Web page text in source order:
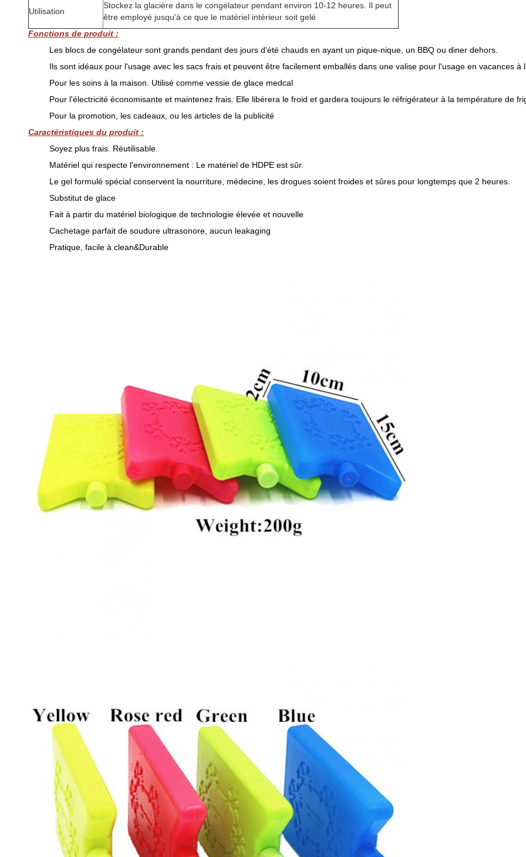
Utilisation
Stockez la glacière dans le congélateur pendant environ 10-12 heures. Il peut
être employé jusqu'à ce que le matériel intérieur soit gelé
Fonctions de produit :
Les blocs de congélateur sont grands pendant des jours d'été chauds en ayant un pique-nique, un BBQ ou diner dehors.
Ils sont idéaux pour l'usage avec les sacs frais et peuvent être facilement emballés dans une valise pour l'usage en vacances à
Pour les soins à la maison. Utilisé comme vessie de glace medcal
Pour l'électricité économisante et maintenez frais. Elle libérera le froid et gardera toujours le réfrigérateur à la température de
Pour la promotion, les cadeaux, ou les articles de la publicité
Caractéristiques du produit :
Soyez plus frais. Réutilisable.
Matériel qui respecte l'environnement : Le matériel de HDPE est sûr.
Le gel formulé spécial conservent la nourriture, médecine, les drogues soient froides et sûres pour longtemps que 2 heures.
Substitut de glace
Fait à partir du matériel biologique de technologie élevée et nouvelle
Cachetage parfait de soudure ultrasonore, aucun leakaging
Pratique, facile à clean&Durable